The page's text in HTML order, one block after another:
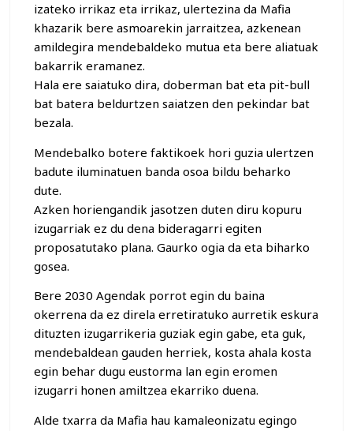
izateko irrikaz eta irrikaz, ulertezina da Mafia
khazarik bere asmoarekin jarraitzea, azkenean
amildegira mendebaldeko mutua eta bere aliatuak
bakarrik eramanez.
Hala ere saiatuko dira, doberman bat eta pit-bull
bat batera beldurtzen saiatzen den pekindar bat
bezala.
Mendebalko botere faktikoek hori guzia ulertzen
badute iluminatuen banda osoa bildu beharko
dute.
Azken horiengandik jasotzen duten diru kopuru
izugarriak ez du dena bideragarri egiten
proposatutako plana. Gaurko ogia da eta biharko
gosea.
Bere 2030 Agendak porrot egin du baina
okerrena da ez direla erretiratuko aurretik eskura
dituzten izugarrikeria guziak egin gabe, eta guk,
mendebaldean gauden herriek, kosta ahala kosta
egin behar dugu eustorma lan egin eromen
izugarri honen amiltzea ekarriko duena.
Alde txarra da Mafia hau kamaleonizatu egingo